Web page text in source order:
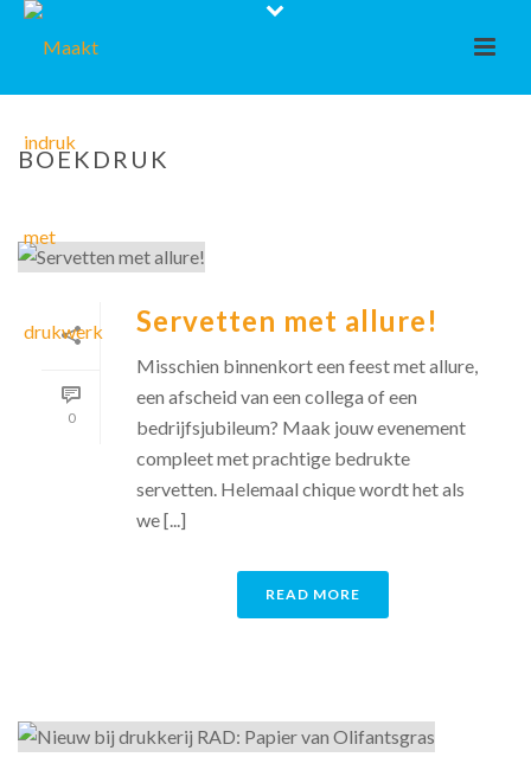
BOEKDRUK
0
Servetten met allure!
Misschien binnenkort een feest met allure,
een afscheid van een collega of een
bedrijfsjubileum? Maak jouw evenement
compleet met prachtige bedrukte
servetten. Helemaal chique wordt het als
we [...]
READ MORE